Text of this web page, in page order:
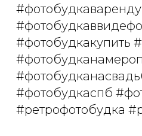
#фотобудкакупить
#фотобудкаспб
#ретрофотобудка